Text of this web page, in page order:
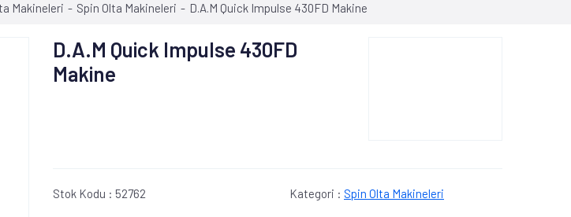
Makineleri Spin Olta Makineleri D.A.M Quick Impulse 430FD Makine
D.A.M Quick Impulse 430FD
Makine
Stok Kodu : 52762 Kategori : Spin Olta Makineleri